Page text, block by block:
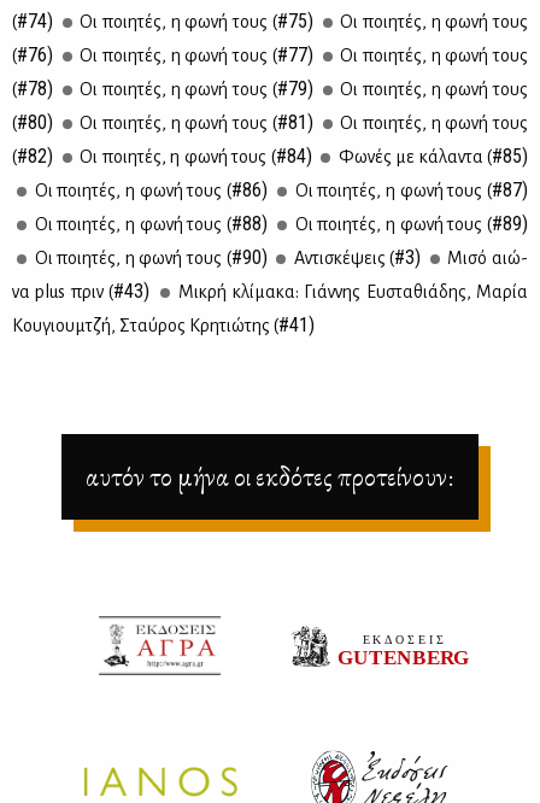
(#74) Οι ποι­η­τές, η φω­νή τους (#75)
Οι ποι­η­τές, η φω­νή τους
(#76) Οι ποι­η­τές, η φω­νή τους (#77)
Οι ποι­η­τές, η φω­νή τους
(#78) Οι ποι­η­τές, η φω­νή τους (#79)
Οι ποι­η­τές, η φω­νή τους
(#80) Οι ποι­η­τές, η φω­νή τους (#81)
Οι ποι­η­τές, η φω­νή τους
(#82) Οι ποι­η­τές, η φω­νή τους (#84) Φω­νές με κά­λα­ντα (#85)
Οι ποι­η­τές, η φω­νή τους (#86) Οι ποι­η­τές, η φω­νή τους (#87)
Οι ποι­η­τές, η φω­νή τους (#88) Οι ποι­η­τές, η φω­νή τους (#89)
Οι ποι­η­τές, η φω­νή τους (#90) Αντι­σκέ­ψεις (#3)
Mι­σό αιώ­
να plus πριν (#43)
Mι­κρή κλί­μα­κα: Γιάν­νης Ευ­στα­θιά­δης, Μα­ρία
Κου­γιουμ­τζή, Σταύ­ρος Κρη­τιώ­της (#41)
αυτόν το μήνα οι εκδότες προτείνουν: